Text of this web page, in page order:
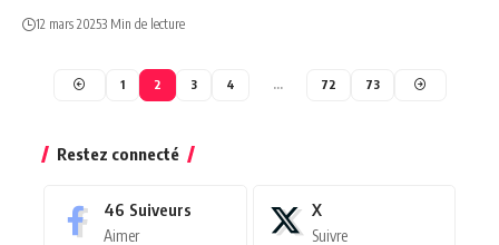
12 mars 20253 Min de lecture
1 2 3 4 … 72 73
Restez connecté
46 Suiveurs
Aimer
X
Suivre